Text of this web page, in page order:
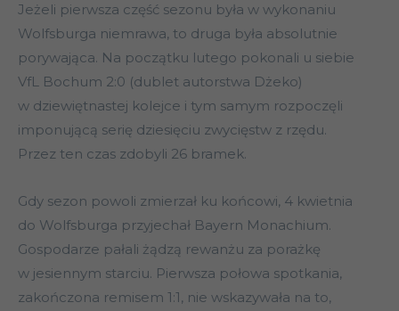
Jeżeli pierwsza część sezonu była w wykonaniu
Wolfsburga niemrawa, to druga była absolutnie
porywająca. Na początku lutego pokonali u siebie
VfL Bochum 2:0 (dublet autorstwa Dżeko)
w dziewiętnastej kolejce i tym samym rozpoczęli
imponującą serię dziesięciu zwycięstw z rzędu.
Przez ten czas zdobyli 26 bramek.
Gdy sezon powoli zmierzał ku końcowi, 4 kwietnia
do Wolfsburga przyjechał Bayern Monachium.
Gospodarze pałali żądzą rewanżu za porażkę
w jesiennym starciu. Pierwsza połowa spotkania,
zakończona remisem 1:1, nie wskazywała na to,